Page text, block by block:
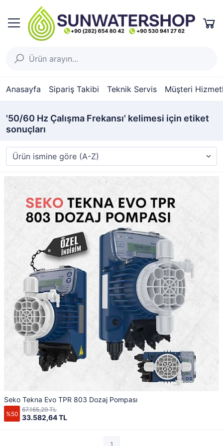
Anasayfa Sipariş Takibi Teknik Servis Müşteri
'50/60 Hz Çalışma Frekansı' kelimesi için etiket
sonuçları
Seko Tekna Evo TPR 803 Dozaj Pompası
%50 33.582,64 TL
67.165,29 TL
1